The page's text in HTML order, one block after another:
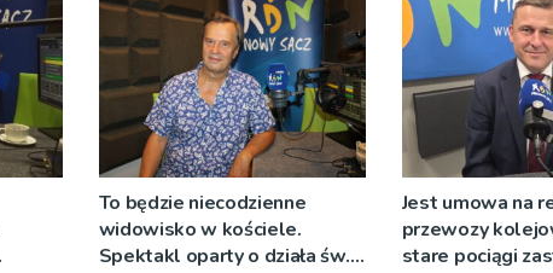
To będzie niecodzienne
widowisko w kościele.
Spektakl oparty o działa św.
Jest umowa na
przewozy
stare pociągi